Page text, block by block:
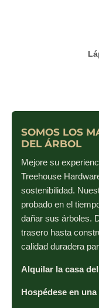
SOMOS LOS
DEL ÁRBOL
Mejore su
Treehouse
sostenibilidad.
probado en el
dañar sus árboles.
trasero hasta
calidad duradera
Alquilar la casa
Hospédese en